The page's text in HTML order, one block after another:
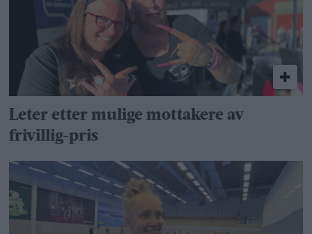
Leter etter mulige mottakere av
frivillig-pris